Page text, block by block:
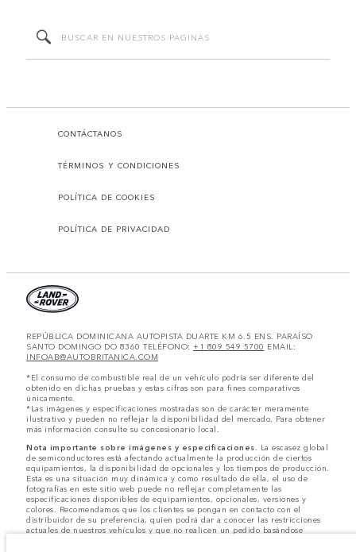
CONTÁCTANOS
TÉRMINOS Y CONDICIONES
POLÍTICA DE COOKIES
POLÍTICA DE PRIVACIDAD
REPÚBLICA DOMINICANA AUTOPISTA DUARTE KM 6.5 ENS. PARAÍSO
SANTO DOMINGO DO 8360 TELÉFONO: +1 809 549 5700 EMAIL:
INFOAB@AUTOBRITANICA.COM
*El consumo de combustible real de un vehículo podría ser diferente del
obtenido en dichas pruebas y estas cifras son para fines comparativos
únicamente.
*Las imágenes y especificaciones mostradas son de carácter meramente
ilustrativo y pueden no reflejar la disponibilidad del mercado. Para obtener
más información consulte su concesionario local.
Nota importante sobre imágenes y especificaciones.
La escasez global
de semiconductores está afectando actualmente la producción de ciertos
equipamientos, la disponibilidad de opcionales y los tiempos de producción.
Esta es una situación muy dinámica y como resultado de ella, el uso de
fotografías en este sitio web puede no reflejar completamente las
especificaciones disponibles de equipamientos, opcionales, versiones y
colores. Recomendamos que los clientes se pongan en contacto con el
distribuidor de su preferencia, quien podrá dar a conocer las restricciones
actuales de nuestros vehículos y que no realicen un pedido basándose